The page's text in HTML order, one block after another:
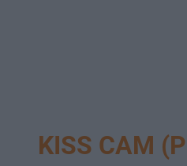
KISS CAM